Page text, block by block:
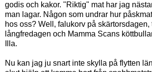
godis och kakor. "Riktig" mat har jag
man lagar. Någon som undrar hur
hos oss? Well, falukorv på skärtorsdagen,
långfredagen och Mamma Scans
Illa.
Nu kan jag ju snart inte skylla på flytten